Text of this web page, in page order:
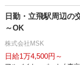
日勤・立飛駅周辺の
～OK
株式会社MSK
日給1万4,500円～